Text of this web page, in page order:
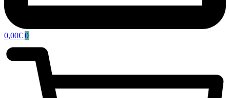
0,00€ 0